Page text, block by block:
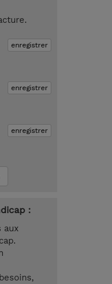
enregistrer
enregistrer
enregistrer
:
aux